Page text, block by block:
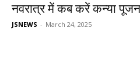
नवरात्र में कब करें कन्या पूजन
JSNEWS - March 24, 2025